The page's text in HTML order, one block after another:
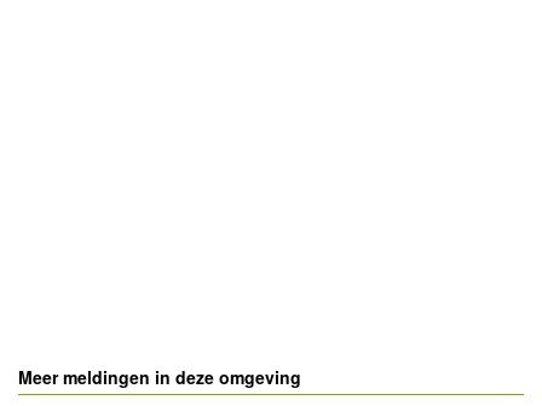
Meer meldingen in deze omgeving